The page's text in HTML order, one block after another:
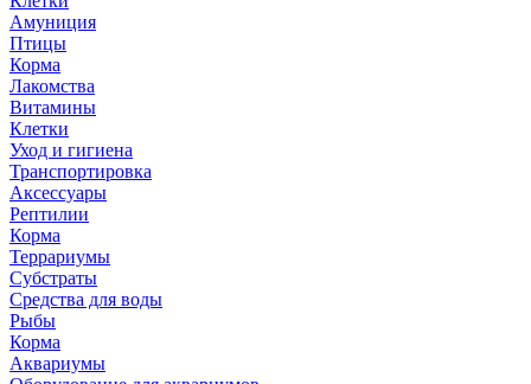
Амуниция
Птицы
Корма
Лакомства
Витамины
Клетки
Уход и гигиена
Транспортировка
Аксессуары
Рептилии
Корма
Террариумы
Субстраты
Средства для воды
Рыбы
Корма
Аквариумы